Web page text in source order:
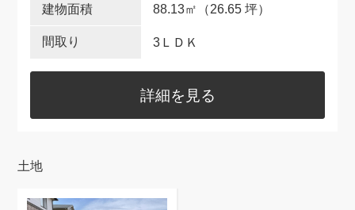
88.13㎡ （26.65 坪）
3ＬＤＫ
詳細を見る
土地